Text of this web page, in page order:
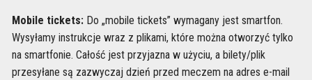
Mobile tickets:Do „mobile tickets” wymagany jest smartfon.
Wysyłamy instrukcje wraz z plikami, które można otworzyć tylko
na smartfonie. Całość jest przyjazna w użyciu, a bilety/plik
przesyłane są zazwyczaj dzień przed meczem na adres e-mail